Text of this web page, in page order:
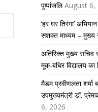
पुष्पांजलि August 6,
‘हर घर तिरंगा’
सशक्त माध्यम – मुख्य
अतिरिक्त मुख्य सचिव
मूक-बधिर विद्यालय का
मैडम प्रवीणलता
उपमुख्यमंत्री डॉ.
6, 2026